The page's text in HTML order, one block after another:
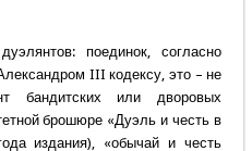
поединок, согласно
III кодексу, это – не
бандитских или дворовых
брошюре «Дуэль и честь в
издания), «обычай и честь